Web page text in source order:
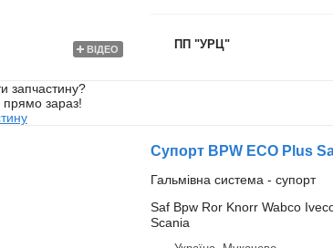
ВІДЕО ПП "УРЦ"
запчастину?
прямо зараз!
Супорт BPW ECO Plus
Гальмівна система - супорт
Saf Bpw Ror Knorr Wabco
Scania